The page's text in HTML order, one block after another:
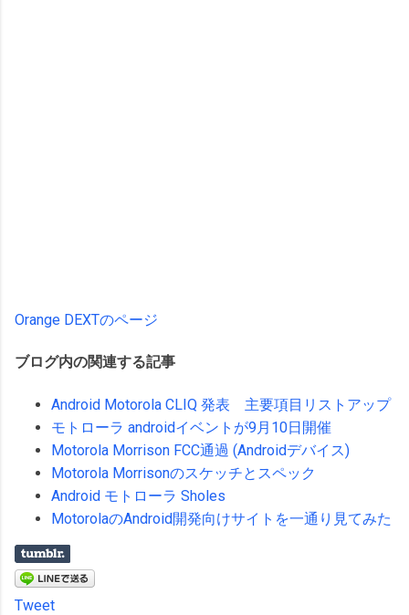
Orange DEXTのページ
ブログ内の関連する記事
Android Motorola CLIQ 発表 主要項目リストアップ
モトローラ androidイベントが9月10日開催
Motorola Morrison FCC通過 (Androidデバイス)
Motorola Morrisonのスケッチとスペック
Android モトローラ Sholes
MotorolaのAndroid開発向けサイトを一通り見てみた
Tweet